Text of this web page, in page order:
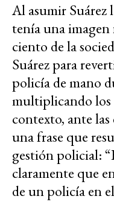
Al asumir Suárez
tenía una
ciento de la
Suárez para
policía de mano
multiplicando los
contexto, ante
una frase que
gestión policial:
claramente que
de un policía en